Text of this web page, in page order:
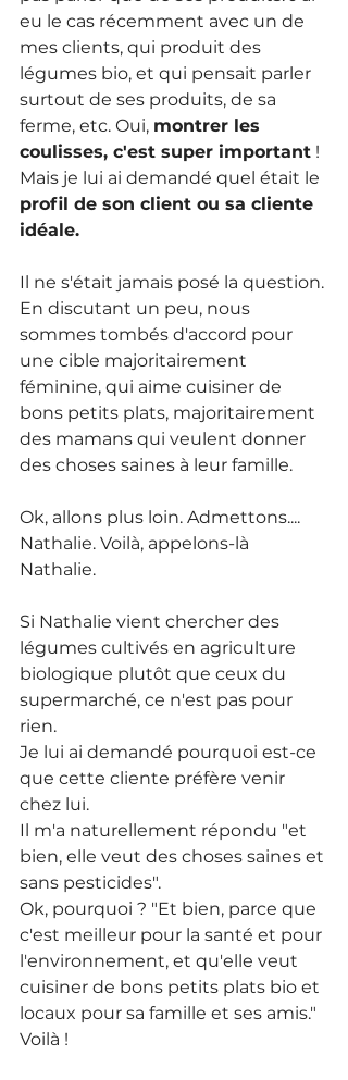
eu le cas récemment avec un de
mes clients, qui produit des
légumes bio, et qui pensait parler
surtout de ses produits, de sa
ferme, etc. Oui, montrer les
coulisses, c'est super important !
Mais je lui ai demandé quel était le
profil de son client ou sa cliente
idéale.
Il ne s'était jamais posé la question.
En discutant un peu, nous
sommes tombés d'accord pour
une cible majoritairement
féminine, qui aime cuisiner de
bons petits plats, majoritairement
des mamans qui veulent donner
des choses saines à leur famille.
Ok, allons plus loin. Admettons....
Nathalie. Voilà, appelons-là
Nathalie.
Si Nathalie vient chercher des
légumes cultivés en agriculture
biologique plutôt que ceux du
supermarché, ce n'est pas pour
rien.
Je lui ai demandé pourquoi est-ce
que cette cliente préfère venir
chez lui.
Il m'a naturellement répondu "et
bien, elle veut des choses saines et
sans pesticides".
Ok, pourquoi ? "Et bien, parce que
c'est meilleur pour la santé et pour
l'environnement, et qu'elle veut
cuisiner de bons petits plats bio et
locaux pour sa famille et ses amis."
Voilà !